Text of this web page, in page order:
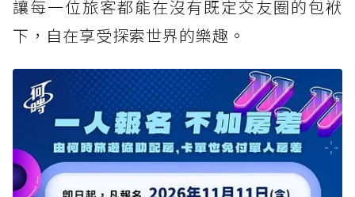
讓每一位旅客都能在沒有既定交友圈的包袱
下，自在享受探索世界的樂趣。